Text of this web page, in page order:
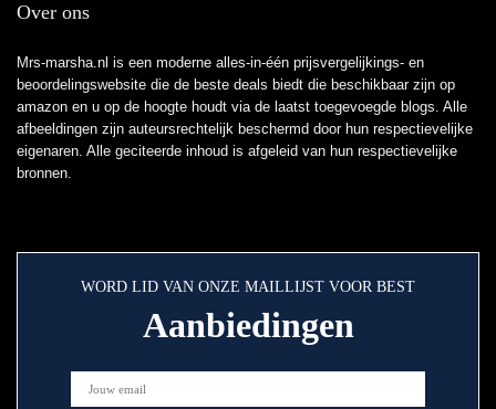
Over ons
Mrs-marsha.nl is een moderne alles-in-één prijsvergelijkings- en
beoordelingswebsite die de beste deals biedt die beschikbaar zijn op
amazon en u op de hoogte houdt via de laatst toegevoegde blogs. Alle
afbeeldingen zijn auteursrechtelijk beschermd door hun respectievelijke
eigenaren. Alle geciteerde inhoud is afgeleid van hun respectievelijke
bronnen.
WORD LID VAN ONZE MAILLIJST VOOR BEST
Aanbiedingen